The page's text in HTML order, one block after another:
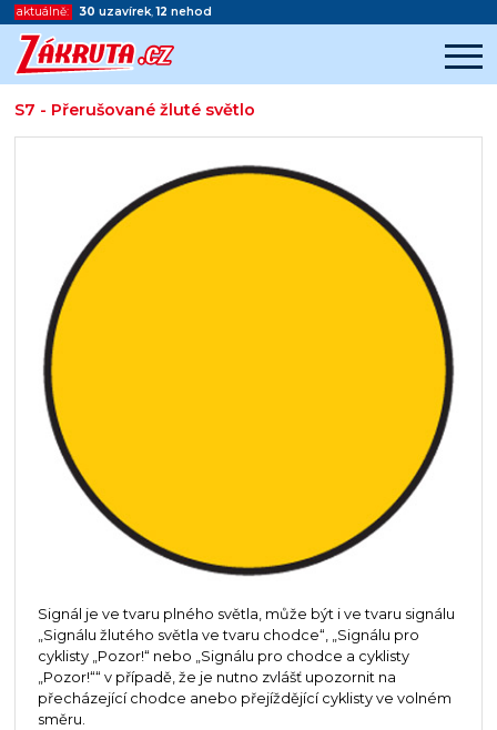
aktuálně: 30 uzavírek,12 nehod
S7 - Přerušované žluté světlo
Začátek reklamy
Signál je ve tvaru plného světla, může být i ve tvaru signálu
„Signálu žlutého světla ve tvaru chodce“, „Signálu pro
cyklisty „Pozor!“ nebo „Signálu pro chodce a cyklisty
„Pozor!““ v případě, že je nutno zvlášť upozornit na
přecházející chodce anebo přejíždějící cyklisty ve volném
směru.